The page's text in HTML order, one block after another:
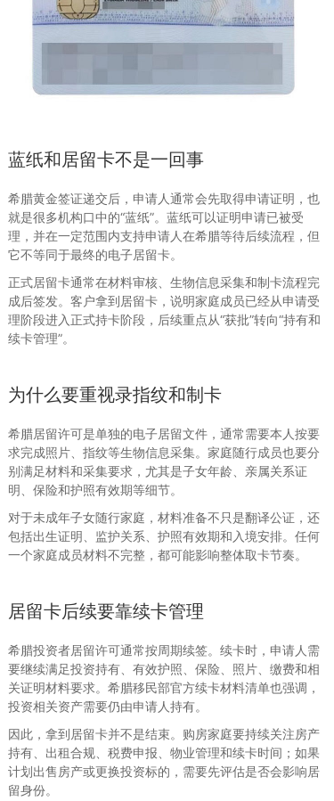
蓝纸和居留卡不是一回事
希腊黄金签证递交后，申请人通常会先取得申请证明，也
就是很多机构口中的“蓝纸”。蓝纸可以证明申请已被受
理，并在一定范围内支持申请人在希腊等待后续流程，但
它不等同于最终的电子居留卡。
正式居留卡通常在材料审核、生物信息采集和制卡流程完
成后签发。客户拿到居留卡，说明家庭成员已经从申请受
理阶段进入正式持卡阶段，后续重点从“获批”转向“持有和
续卡管理”。
为什么要重视录指纹和制卡
希腊居留许可是单独的电子居留文件，通常需要本人按要
求完成照片、指纹等生物信息采集。家庭随行成员也要分
别满足材料和采集要求，尤其是子女年龄、亲属关系证
明、保险和护照有效期等细节。
对于未成年子女随行家庭，材料准备不只是翻译公证，还
包括出生证明、监护关系、护照有效期和入境安排。任何
一个家庭成员材料不完整，都可能影响整体取卡节奏。
居留卡后续要靠续卡管理
希腊投资者居留许可通常按周期续签。续卡时，申请人需
要继续满足投资持有、有效护照、保险、照片、缴费和相
关证明材料要求。希腊移民部官方续卡材料清单也强调，
投资相关资产需要仍由申请人持有。
因此，拿到居留卡并不是结束。购房家庭要持续关注房产
持有、出租合规、税费申报、物业管理和续卡时间；如果
计划出售房产或更换投资标的，需要先评估是否会影响居
留身份。